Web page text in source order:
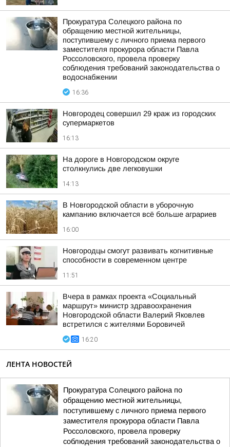
Прокуратура Солецкого района по
обращению местной жительницы,
поступившему с личного приема первого
заместителя прокурора области Павла
Россоловского, провела проверку
соблюдения требований законодательства о
водоснабжении
16:36
Новгородец совершил 29 краж из городских
супермаркетов
16:13
На дороге в Новгородском округе
столкнулись две легковушки
14:13
В Новгородской области в уборочную
кампанию включается всё больше аграриев
16:00
Новгородцы смогут развивать когнитивные
способности в современном центре
11:51
Вчера в рамках проекта «Социальный
маршрут» министр здравоохранения
Новгородской области Валерий Яковлев
встретился с жителями Боровичей
16:20
ЛЕНТА НОВОСТЕЙ
Прокуратура Солецкого района по
обращению местной жительницы,
поступившему с личного приема первого
заместителя прокурора области Павла
Россоловского, провела проверку
соблюдения требований законодательства о